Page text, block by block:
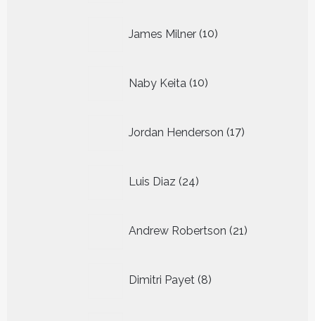
James Milner 10
producten
Naby Keita 10
producten
Jordan Henderson 17
producten
Luis Diaz 24
producten
Andrew Robertson 21
producten
Dimitri Payet 8
producten